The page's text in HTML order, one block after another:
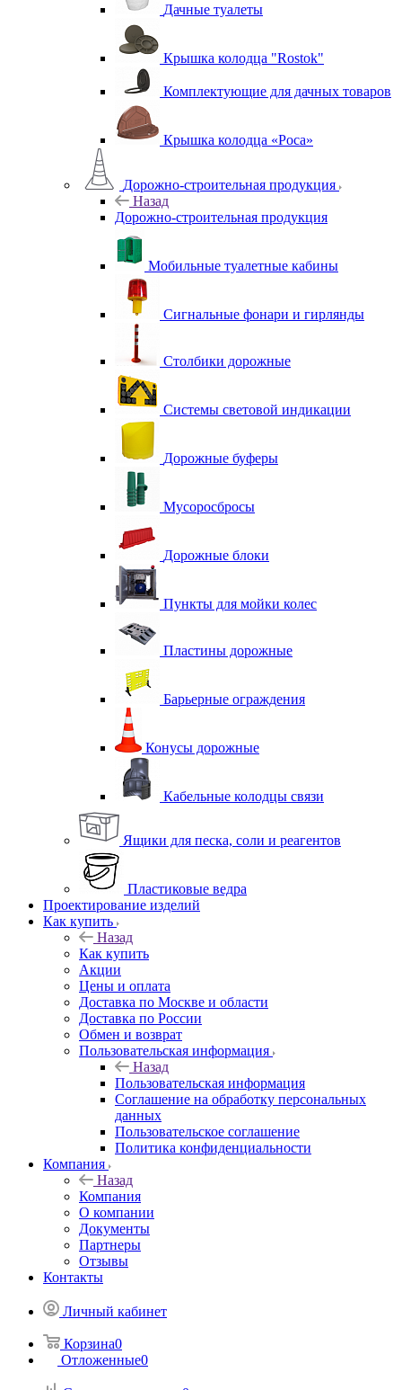
Дачные туалеты
Крышка колодца "Rostok"
Комплектующие для дачных товаров
Крышка колодца «Роса»
Дорожно-строительная продукция
Назад
Дорожно-строительная продукция
Мобильные туалетные кабины
Сигнальные фонари и гирлянды
Столбики дорожные
Системы световой индикации
Дорожные буферы
Мусоросбросы
Дорожные блоки
Пункты для мойки колес
Пластины дорожные
Барьерные ограждения
Конусы дорожные
Кабельные колодцы связи
Ящики для песка, соли и реагентов
Пластиковые ведра
Проектирование изделий
Как купить
Назад
Как купить
Акции
Цены и оплата
Доставка по Москве и области
Доставка по России
Обмен и возврат
Пользовательская информация
Назад
Пользовательская информация
Соглашение на обработку персональных
данных
Пользовательское соглашение
Политика конфиденциальности
Компания
Назад
Компания
О компании
Документы
Партнеры
Отзывы
Контакты
Личный кабинет
Корзина0
Отложенные0